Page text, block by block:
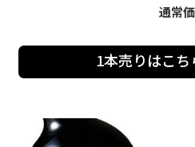
通常
1本売りはこち